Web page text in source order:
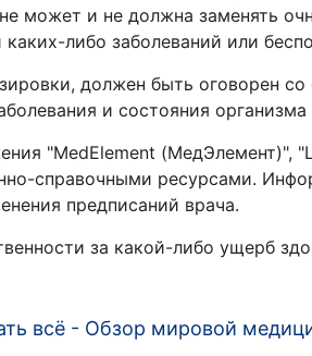
может и не должна заменять
либо заболеваний или
должен быть оговорен
и состояния организма
"MedElement (МедЭлемент)",
справочными ресурсами.
предписаний врача.
за какой-либо ущерб
всё - Обзор мировой